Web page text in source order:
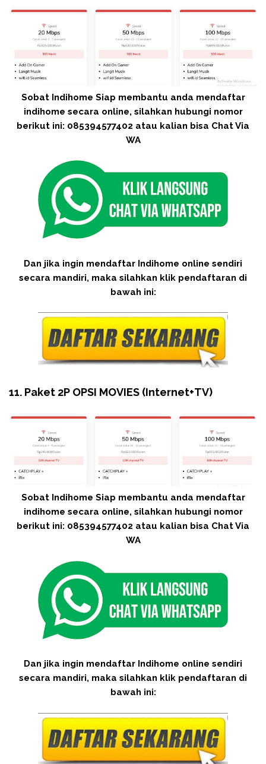
Sobat Indihome Siap membantu anda mendaftar
indihome secara online, silahkan hubungi nomor
berikut ini: 085394577402 atau kalian bisa Chat Via
WA
Dan jika ingin mendaftar Indihome online sendiri
secara mandiri, maka silahkan klik pendaftaran di
bawah ini:
11. Paket 2P OPSI MOVIES (Internet+TV)
Sobat Indihome Siap membantu anda mendaftar
indihome secara online, silahkan hubungi nomor
berikut ini: 085394577402 atau kalian bisa Chat Via
WA
Dan jika ingin mendaftar Indihome online sendiri
secara mandiri, maka silahkan klik pendaftaran di
bawah ini: